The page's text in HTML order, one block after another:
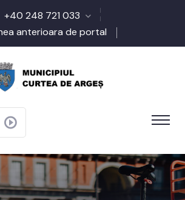
+40 248 721 033
anterioara de portal